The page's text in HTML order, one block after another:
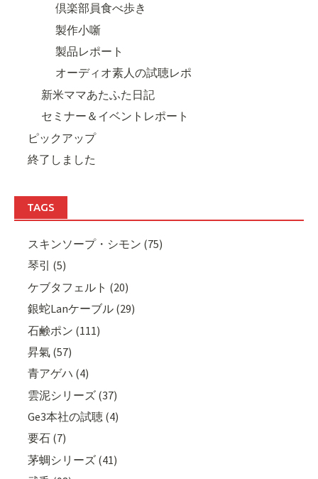
倶楽部員食べ歩き
製作小噺
製品レポート
オーディオ素人の試聴レポ
新米ママあたふた日記
セミナー＆イベントレポート
ピックアップ
終了しました
TAGS
スキンソープ・シモン (75)
琴引 (5)
ケブタフェルト (20)
銀蛇Lanケーブル (29)
石鹸ポン (111)
昇氣 (57)
青アゲハ (4)
雲泥シリーズ (37)
Ge3本社の試聴 (4)
要石 (7)
茅蜩シリーズ (41)